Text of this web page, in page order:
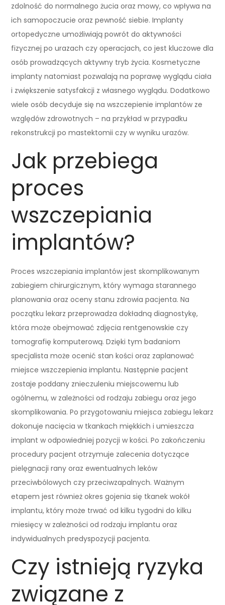
zdolność do normalnego żucia oraz mowy, co wpływa na
ich samopoczucie oraz pewność siebie. Implanty
ortopedyczne umożliwiają powrót do aktywności
fizycznej po urazach czy operacjach, co jest kluczowe dla
osób prowadzących aktywny tryb życia. Kosmetyczne
implanty natomiast pozwalają na poprawę wyglądu ciała
i zwiększenie satysfakcji z własnego wyglądu. Dodatkowo
wiele osób decyduje się na wszczepienie implantów ze
względów zdrowotnych – na przykład w przypadku
rekonstrukcji po mastektomii czy w wyniku urazów.
Jak przebiega
proces
wszczepiania
implantów?
Proces wszczepiania implantów jest skomplikowanym
zabiegiem chirurgicznym, który wymaga starannego
planowania oraz oceny stanu zdrowia pacjenta. Na
początku lekarz przeprowadza dokładną diagnostykę,
która może obejmować zdjęcia rentgenowskie czy
tomografię komputerową. Dzięki tym badaniom
specjalista może ocenić stan kości oraz zaplanować
miejsce wszczepienia implantu. Następnie pacjent
zostaje poddany znieczuleniu miejscowemu lub
ogólnemu, w zależności od rodzaju zabiegu oraz jego
skomplikowania. Po przygotowaniu miejsca zabiegu lekarz
dokonuje nacięcia w tkankach miękkich i umieszcza
implant w odpowiedniej pozycji w kości. Po zakończeniu
procedury pacjent otrzymuje zalecenia dotyczące
pielęgnacji rany oraz ewentualnych leków
przeciwbólowych czy przeciwzapalnych. Ważnym
etapem jest również okres gojenia się tkanek wokół
implantu, który może trwać od kilku tygodni do kilku
miesięcy w zależności od rodzaju implantu oraz
indywidualnych predyspozycji pacjenta.
Czy istnieją ryzyka
związane z